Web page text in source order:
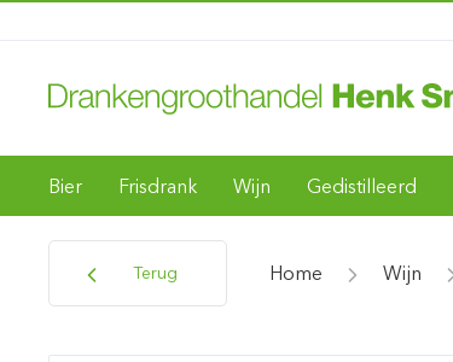
Bier Frisdrank Wijn Gedistilleerd
Terug Home Wijn